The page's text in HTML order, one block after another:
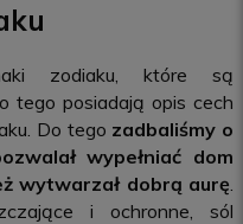
zodiaku, które są
tego posiadają opis cech
Do tego zadbaliśmy o
wypełniać dom
wytwarzał dobrą aurę
i ochronne, sól